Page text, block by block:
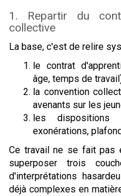
1. Repartir du
collective
La base, c'est de relire
le contrat
âge, temps de
la convention
avenants sur les
les dispositions
exonérations,
Ce travail ne se fait pas
superposer trois
d'interprétations
déjà complexes en